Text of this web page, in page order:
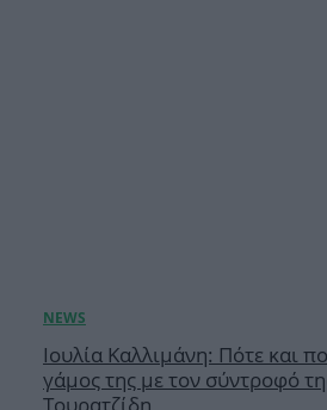
Ιουλία Καλλιμάνη: Πότε και
γάμος της με τον σύντροφό
Τουρατζίδη